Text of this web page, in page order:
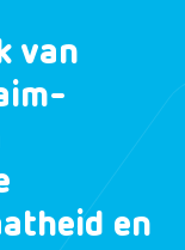
van
en